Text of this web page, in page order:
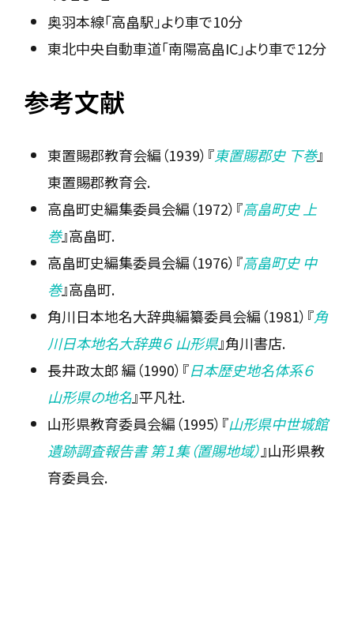
奥羽本線「高畠駅」より車で10分
東北中央自動車道「南陽高畠IC」より車で12分
参考文献
東置賜郡教育会編（1939）『東置賜郡史 下巻』
東置賜郡教育会.
高畠町史編集委員会編（1972）『高畠町史 上
巻』高畠町.
高畠町史編集委員会編（1976）『高畠町史 中
巻』高畠町.
角川日本地名大辞典編纂委員会編（1981）『角
川日本地名大辞典６ 山形県』角川書店.
長井政太郎 編（1990）『日本歴史地名体系６
山形県の地名』平凡社.
山形県教育委員会編（1995）『山形県中世城館
遺跡調査報告書 第１集（置賜地域） 』山形県教
育委員会.